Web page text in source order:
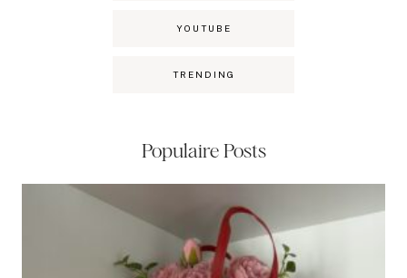
YOUTUBE
TRENDING
Populaire Posts